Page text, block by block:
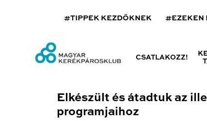
#TIPPEK KEZDŐKNEK #EZEKEN
CSATLAKOZZ!
Elkészült és átadtuk az
programjaihoz